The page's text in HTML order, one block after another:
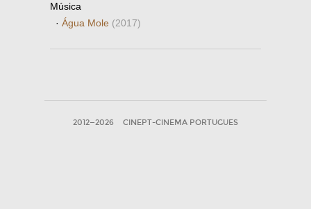
Música
· Água Mole (2017)
2012—2026 CINEPT-CINEMA PORTUGUES